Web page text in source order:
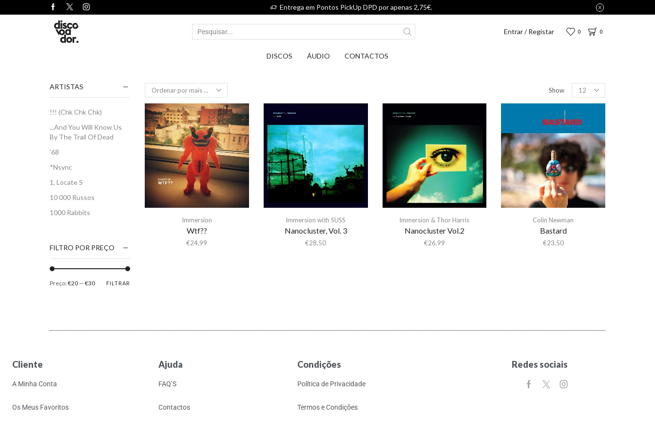
Entrega em Pontos PickUp DPD por apenas 2,75€.
Entrar / Registar 0 0
DISCOS ÁUDIO CONTACTOS
Show
Immersion
Wtf??
€24,99
Immersion with SUSS
Nanocluster, Vol. 3
€28,50
Immersion & Thor Harris
Nanocluster Vol.2
€26,99
Colin Newman
Bastard
€23,50
ARTISTAS
!!! (Chk Chk Chk)
...And You Will Know Us
By The Trail Of Dead
'68
*Nsync
1, Locate S
10 000 Russos
1000 Rabbits
5 Seconds Of Summer
50 Foot Wave
65daysofstatic
81355
Strangers
FILTRO POR PREÇO
FILTRAR
Preço:€20 — €30
Cliente
A Minha Conta
Os Meus Favoritos
Ajuda
FAQ’S
Contactos
Condições
Política de Privacidade
Termos e Condições
Redes sociais